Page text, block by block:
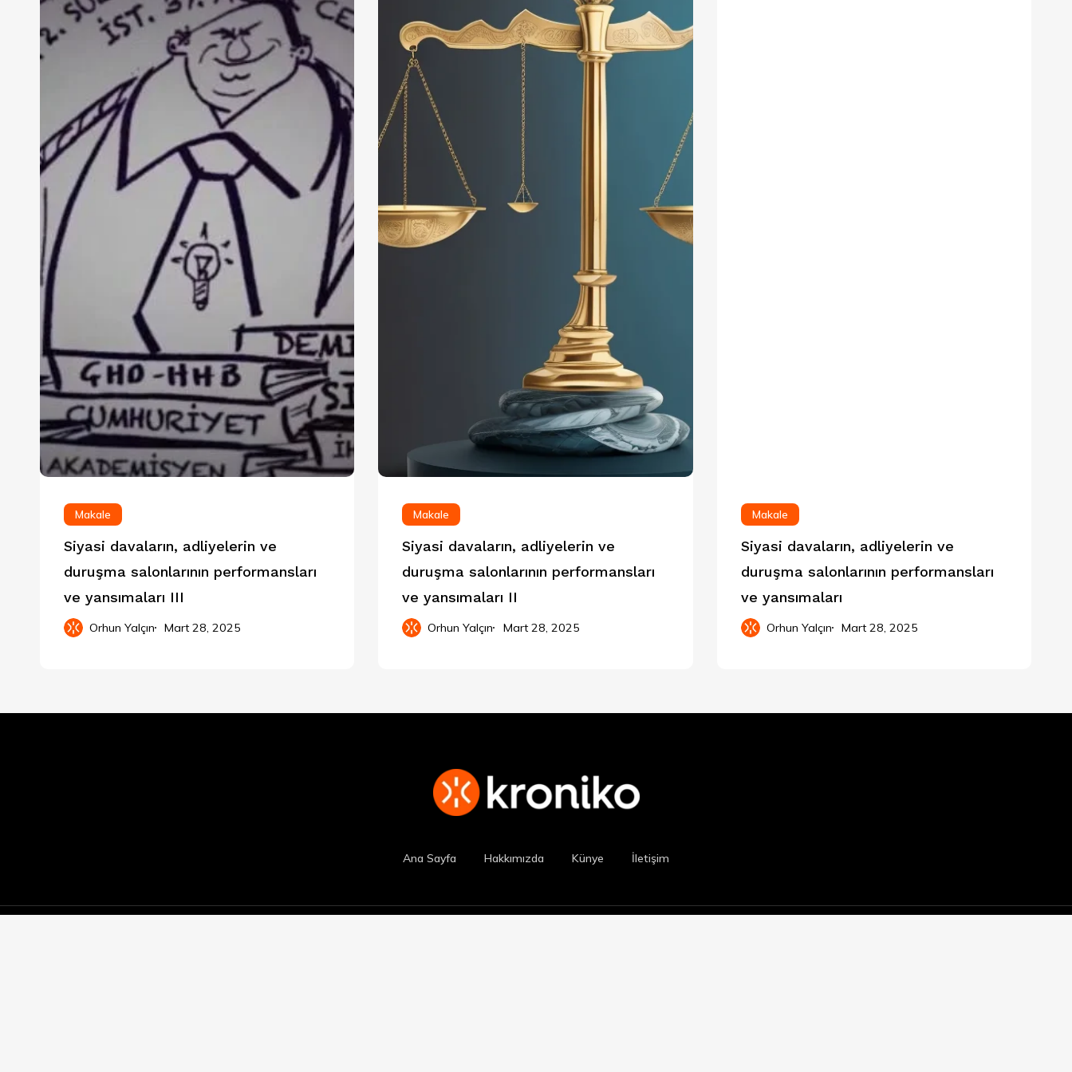
Makale
Siyasi davaların, adliyelerin ve
duruşma salonlarının performansları
ve yansımaları III
Orhun Yalçın Mart 28, 2025
Makale
Siyasi davaların, adliyelerin ve
duruşma salonlarının performansları
ve yansımaları II
Orhun Yalçın Mart 28, 2025
Makale
Siyasi davaların, adliyelerin ve
duruşma salonlarının performansları
ve yansımaları
Orhun Yalçın Mart 28, 2025
Ana Sayfa Hakkımızda Künye İletişim